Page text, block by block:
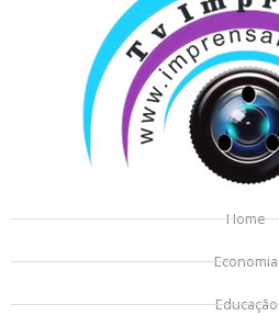
Home
Economia
Educação